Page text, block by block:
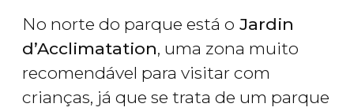
No norte do parque está o Jardin
d’Acclimatation, uma zona muito
recomendável para visitar com
crianças, já que se trata de um parque